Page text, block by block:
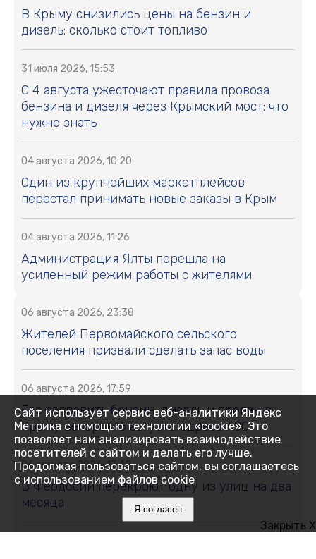
В Крыму снизились цены на бензин и
дизель: сколько стоит топливо
31 июля 2026, 15:53
С 4 августа ужесточают правила провоза
бензина и дизеля через Крымский мост: что
нужно знать
04 августа 2026, 10:20
Один из крупнейших маркетплейсов
перестал принимать новые заказы в Крым
04 августа 2026, 11:26
Администрация Ялты перешла на
усиленный режим работы с жителями
06 августа 2026, 23:38
Жителей Первомайского сельского
поселения призвали сделать запас воды
06 августа 2026, 17:59
Где заправить бензин, дизель и пропан в
Крыму вечером 6 августа: адреса АЗС
06 августа 2026, 17:42
В Феодосии перекроют одну из улиц на два
месяца
Закрыть X
Сайт использует сервис веб-аналитики Яндекс
Метрика с помощью технологии «cookie». Это
позволяет нам анализировать взаимодействие
посетителей с сайтом и делать его лучше.
Продолжая пользоваться сайтом, вы соглашаетесь
с использованием файлов cookie
Я согласен